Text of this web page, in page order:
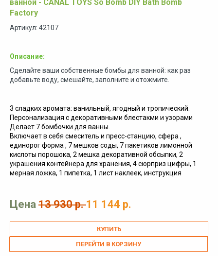
ванной - CANAL TOYS So Bomb DIY Bath Bomb
Factory
Артикул: 42107
Описание:
Сделайте ваши собственные бомбы для ванной: как раз
добавьте воду, смешайте, заполните и отожмите.
3 сладких аромата: ванильный, ягодный и тропический.
Персонализация с декоративными блестакми и узорами
Делает 7 бомбочки для ванны.
Включает в себя смеситель и пресс-станцию, сфера ,
единорог форма , 7 мешков соды, 7 пакетиков лимонной
кислоты порошока, 2 мешка декоративной обсыпки, 2
украшения контейнера для хранения, 4 сюрприз цифры, 1
мерная ложка, 1 пипетка, 1 лист наклеек, инструкция
Цена 13 930 р.11 144 р.
ПЕРЕЙТИ В КОРЗИНУ